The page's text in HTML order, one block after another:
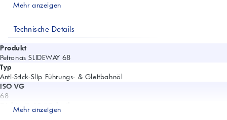
Mehr anzeigen
Technische Details
Produkt
Petronas SLIDEWAY 68
Typ
Anti-Stick-Slip Führungs- & Gleitbahnöl
ISO VG
68
Dichte @ 15 °C, kg/l
Mehr anzeigen